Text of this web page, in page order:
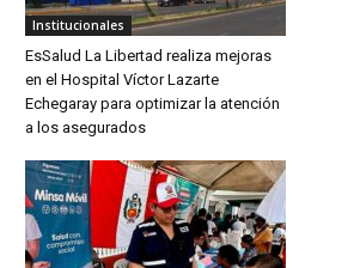
Institucionales
EsSalud La Libertad realiza mejoras
en el Hospital Víctor Lazarte
Echegaray para optimizar la atención
a los asegurados